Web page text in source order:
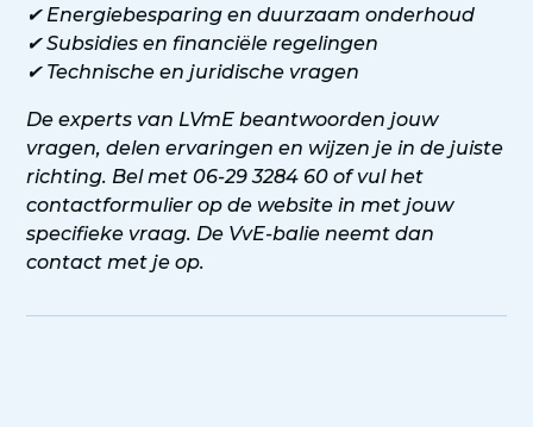
✔ Energiebesparing en duurzaam onderhoud
✔ Subsidies en financiële regelingen
✔ Technische en juridische vragen
De experts van LVmE beantwoorden jouw
vragen, delen ervaringen en wijzen je in de juiste
richting. Bel met 06-29 3284 60 of vul het
contactformulier op de website in met jouw
specifieke vraag. De VvE-balie neemt dan
contact met je op.